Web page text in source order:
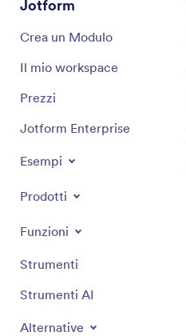
Jotform
Crea un Modulo
Il mio workspace
Prezzi
Jotform Enterprise
Esempi
Prodotti
Funzioni
Strumenti
Strumenti AI
Alternative